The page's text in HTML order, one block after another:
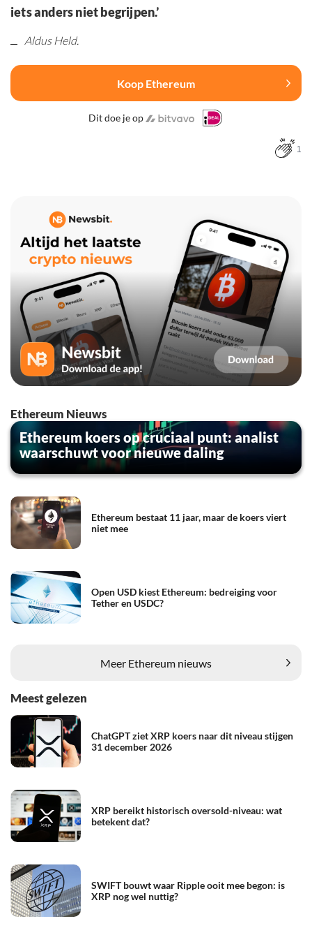
iets anders niet begrijpen.’
Aldus Held.
Koop Ethereum
Dit doe je op
1
Ethereum Nieuws
Ethereum koers op cruciaal punt: analist
waarschuwt voor nieuwe daling
Ethereum bestaat 11 jaar, maar de koers viert
niet mee
Open USD kiest Ethereum: bedreiging voor
Tether en USDC?
Meer Ethereum nieuws
Meest gelezen
ChatGPT ziet XRP koers naar dit niveau stijgen
31 december 2026
XRP bereikt historisch oversold-niveau: wat
betekent dat?
SWIFT bouwt waar Ripple ooit mee begon: is
XRP nog wel nuttig?